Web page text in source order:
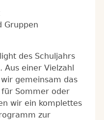
Gruppen
des Schuljahrs
Aus einer Vielzahl
gemeinsam das
Sommer oder
wir ein komplettes
zur